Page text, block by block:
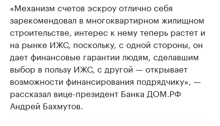
«Механизм счетов эскроу отлично себя
зарекомендовал в многоквартирном жилищном
строительстве, интерес к нему теперь растет и
на рынке ИЖС, поскольку, с одной стороны, он
дает финансовые гарантии людям, сделавшим
выбор в пользу ИЖС, с другой — открывает
возможности финансирования подрядчику», —
рассказал вице-президент Банка ДОМ.РФ
Андрей Бахмутов.